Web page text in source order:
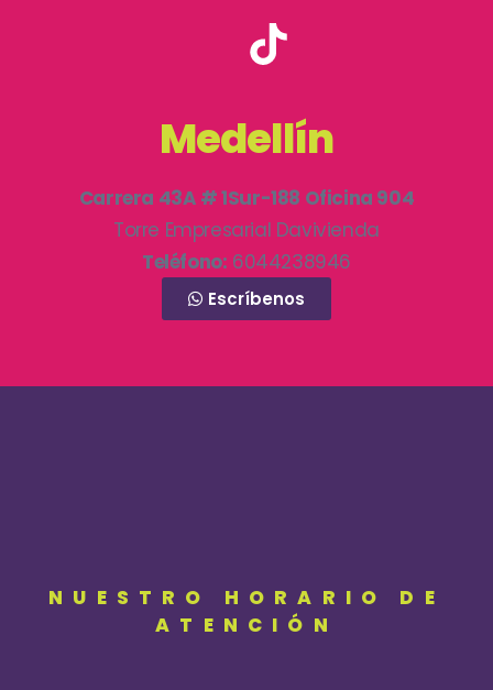
Medellín
Carrera 43A # 1Sur-188 Oficina 904
Torre Empresarial Davivienda
Teléfono: 6044238946
Escríbenos
NUESTRO HORARIO DE
ATENCIÓN